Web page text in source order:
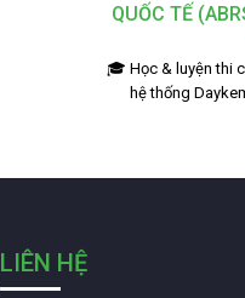
QUỐC TẾ
🎓 Học & luyện thi
hệ thống
LIÊN HỆ